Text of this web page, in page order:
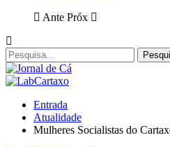
Ante Próx
Entrada
Atualidade
Mulheres Socialistas do